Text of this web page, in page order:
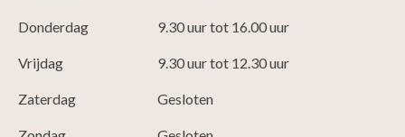
Donderdag 9.30 uur tot 16.00 uur
Vrijdag 9.30 uur tot 12.30 uur
Zaterdag Gesloten